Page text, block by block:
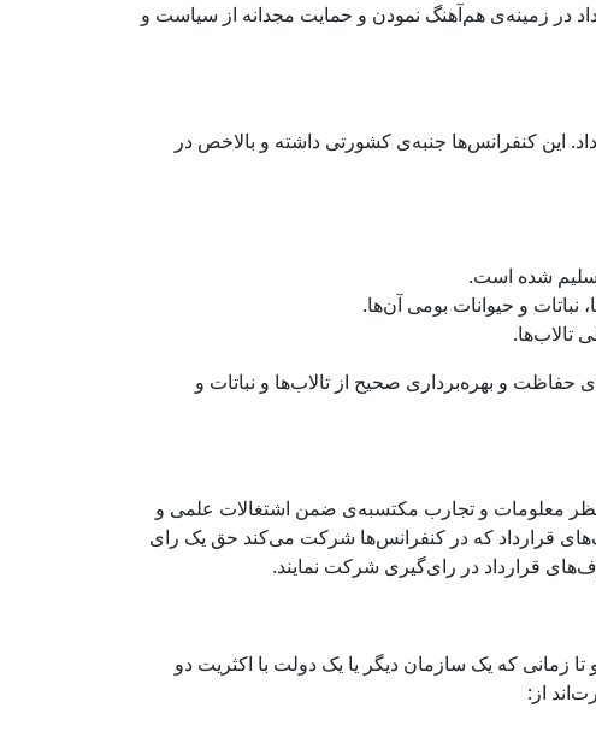
زمینه‌ی هم‌آهنگ نمودن و حمایت مجدانه از سیاست و
این کنفرانس‌ها جنبه‌ی کشورتی داشته و بالاخص در
و حیوانات بومی آن‌ها.
تالاب‌ها.
حفاظت و بهره‌برداری صحیح از تالاب‌ها و نباتات و
نظر معلومات و تجارب مکتسبه‌ی ضمن اشتغالات علمی و
قرارداد که در کنفرانس‌ها شرکت می‌کند حق یک رای
قرارداد در رای‌گیری شرکت نمایند.
زمانی که یک سازمان دیگر یا یک دولت با اکثریت دو
از: